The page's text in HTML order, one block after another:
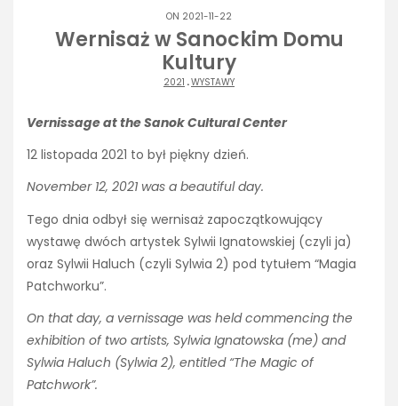
ON 2021-11-22
Wernisaż w Sanockim Domu
Kultury
2021 .WYSTAWY
Vernissage at the Sanok Cultural Center
12 listopada 2021 to był piękny dzień.
November 12, 2021 was a beautiful day.
Tego dnia odbył się wernisaż zapoczątkowujący
wystawę dwóch artystek Sylwii Ignatowskiej (czyli ja)
oraz Sylwii Haluch (czyli Sylwia 2) pod tytułem “Magia
Patchworku”.
On that day, a vernissage was held commencing the
exhibition of two artists, Sylwia Ignatowska (me) and
Sylwia Haluch (Sylwia 2), entitled “The Magic of
Patchwork”.